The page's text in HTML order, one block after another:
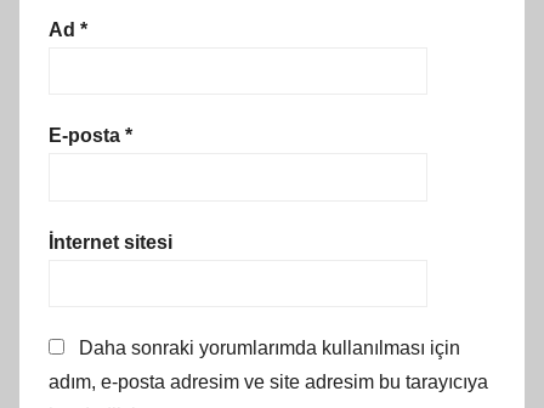
Ad *
E-posta *
İnternet sitesi
Daha sonraki yorumlarımda kullanılması için
adım, e-posta adresim ve site adresim bu tarayıcıya